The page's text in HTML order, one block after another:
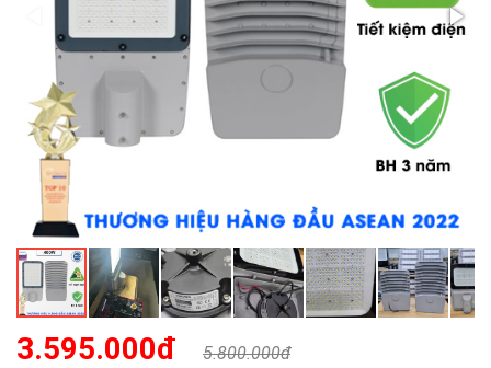
3.595.000đ 5.800.000đ